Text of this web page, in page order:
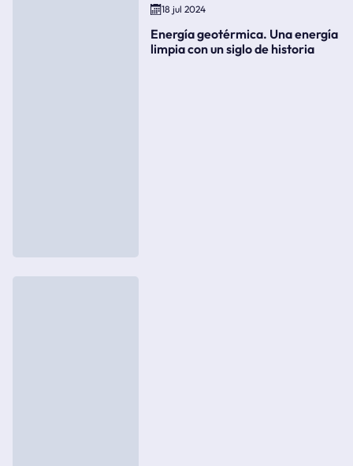
18 jul 2024
Energía geotérmica. Una energía
limpia con un siglo de historia